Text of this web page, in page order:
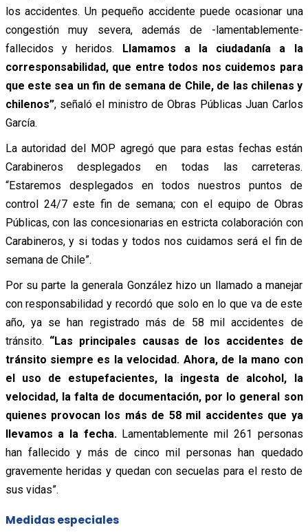
los accidentes. Un pequeño accidente puede ocasionar una
congestión muy severa, además de -lamentablemente-
fallecidos y heridos. Llamamos a la ciudadanía a la
corresponsabilidad, que entre todos nos cuidemos para
que este sea un fin de semana de Chile, de las chilenas y
chilenos”, señaló el ministro de Obras Públicas Juan Carlos
García.
La autoridad del MOP agregó que para estas fechas están
Carabineros desplegados en todas las carreteras.
“Estaremos desplegados en todos nuestros puntos de
control 24/7 este fin de semana; con el equipo de Obras
Públicas, con las concesionarias en estricta colaboración con
Carabineros, y si todas y todos nos cuidamos será el fin de
semana de Chile”.
Por su parte la generala González hizo un llamado a manejar
con responsabilidad y recordó que solo en lo que va de este
año, ya se han registrado más de 58 mil accidentes de
tránsito. “Las principales causas de los accidentes de
tránsito siempre es la velocidad. Ahora, de la mano con
el uso de estupefacientes, la ingesta de alcohol, la
velocidad, la falta de documentación, por lo general son
quienes provocan los más de 58 mil accidentes que ya
llevamos a la fecha. Lamentablemente mil 261 personas
han fallecido y más de cinco mil personas han quedado
gravemente heridas y quedan con secuelas para el resto de
sus vidas”.
Medidas especiales